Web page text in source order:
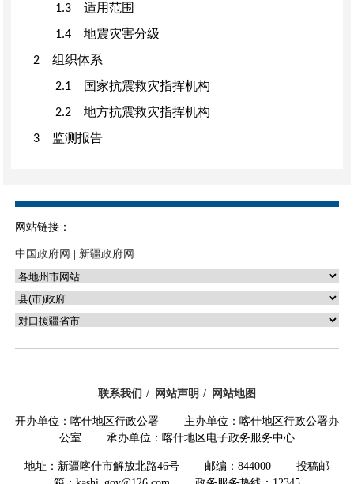
1.3 适用范围
1.4 地震灾害分级
2 组织体系
2.1 国家抗震救灾指挥机构
2.2 地方抗震救灾指挥机构
3 监测报告
4.1 响应启动
4.2 指挥协调
4.3
4.4 响应级别调整
恢复重建
5.1 灾害调查评估
5.3 恢复重建实施
网站链接：
中国政府网 新疆政府网
联系我们 网站声明 网站地图
开办单位：喀什地区行政公署 主办单位：喀什地区行政公署办
公室 承办单位：喀什地区电子政务服务中心
地址：新疆喀什市解放北路46号 邮编：844000 投稿邮